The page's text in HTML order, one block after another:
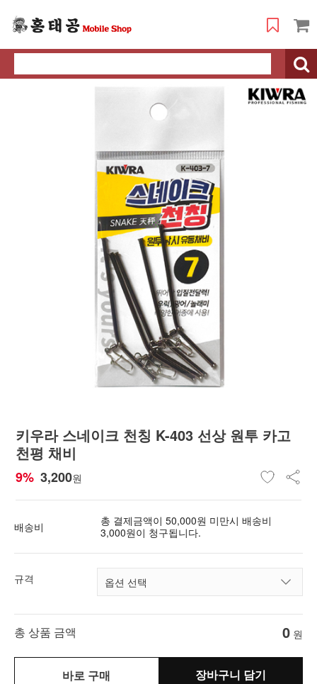
키우라 스네이크 천칭 K-403 선상 원투 카고
천평 채비
9% 3,200원
배송비
총 결제금액이 50,000원 미만시 배송비
3,000원이 청구됩니다.
규격
총 상품 금액 0 원
바로 구매 장바구니 담기